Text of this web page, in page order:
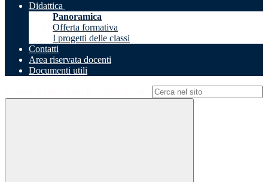
Didattica
Panoramica
Offerta formativa
I progetti delle classi
Contatti
Area riservata docenti
Documenti utili